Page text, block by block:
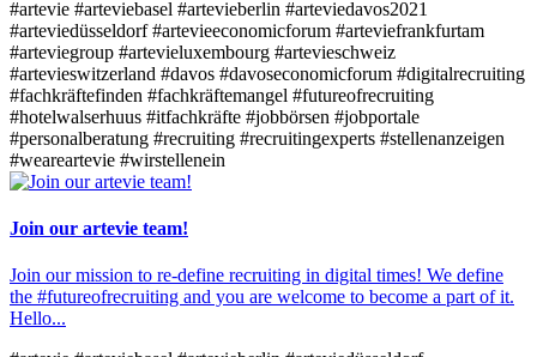
#artevie #arteviebasel #artevieberlin #arteviedavos2021
#arteviedüsseldorf#artevieeconomicforum #arteviefrankfurtam
#arteviegroup #artevieluxembourg #artevieschweiz
#artevieswitzerland #davos #davoseconomicforum #digitalrecruiting
#fachkräftefinden #fachkräftemangel #futureofrecruiting
#hotelwalserhuus #itfachkräfte #jobbörsen #jobportale
#personalberatung #recruiting #recruitingexperts #stellenanzeigen
#weareartevie #wirstellenein
Join our artevie team!
Join our mission to re-define recruiting in digital times! We define
the #futureofrecruiting and you are welcome to become a part of it.
Hello...